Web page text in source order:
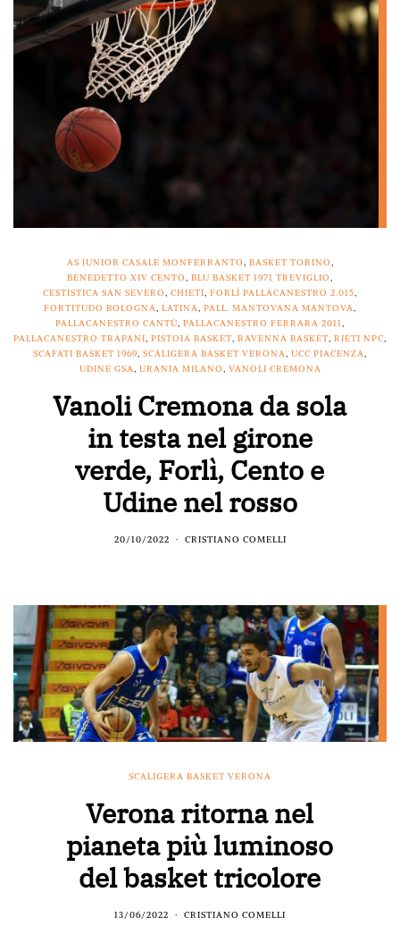
AS JUNIOR CASALE MONFERRANTO, BASKET TORINO,
BENEDETTO XIV CENTO, BLU BASKET 1971 TREVIGLIO,
CESTISTICA SAN SEVERO, CHIETI, FORLÌ PALLACANESTRO 2.015,
FORTITUDO BOLOGNA, LATINA, PALL. MANTOVANA MANTOVA,
PALLACANESTRO CANTÙ, PALLACANESTRO FERRARA 2011,
PALLACANESTRO TRAPANI, PISTOIA BASKET, RAVENNA BASKET, RIETI NPC,
SCAFATI BASKET 1969, SCALIGERA BASKET VERONA, UCC PIACENZA,
UDINE GSA, URANIA MILANO, VANOLI CREMONA
Vanoli Cremona da sola
in testa nel girone
verde, Forlì, Cento e
Udine nel rosso
20/10/2022 CRISTIANO COMELLI
SCALIGERA BASKET VERONA
Verona ritorna nel
pianeta più luminoso
del basket tricolore
13/06/2022 CRISTIANO COMELLI